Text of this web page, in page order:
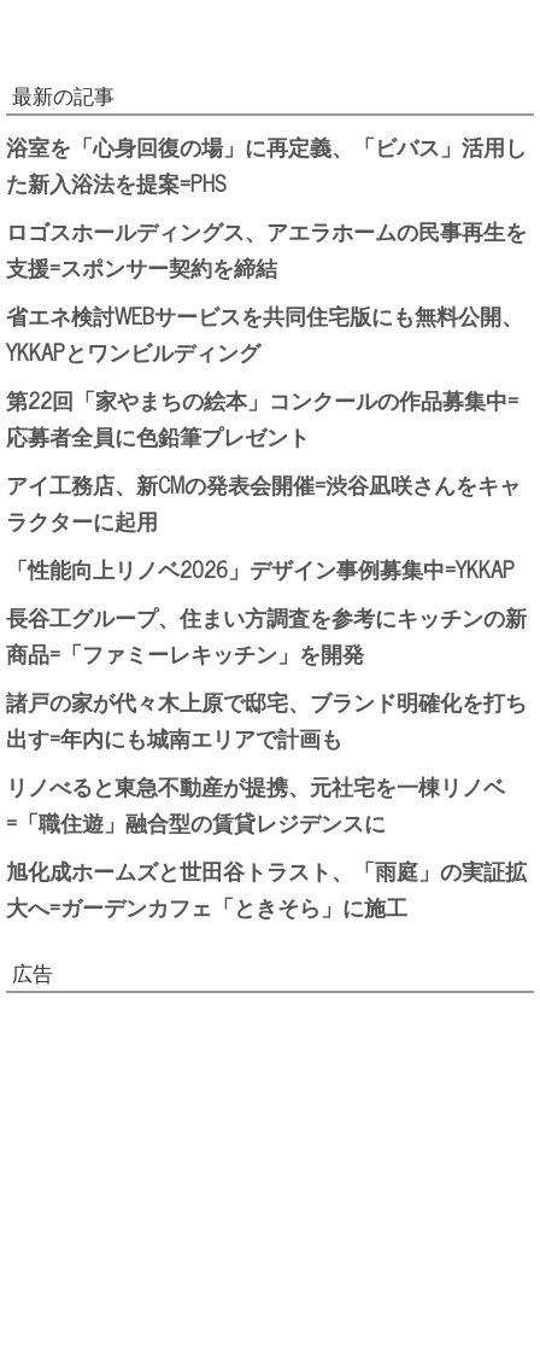
最新の記事
浴室を「心身回復の場」に再定義、「ビバス」活用し
た新入浴法を提案=PHS
ロゴスホールディングス、アエラホームの民事再生を
支援=スポンサー契約を締結
省エネ検討WEBサービスを共同住宅版にも無料公開、
YKKAPとワンビルディング
第22回「家やまちの絵本」コンクールの作品募集中=
応募者全員に色鉛筆プレゼント
アイ工務店、新CMの発表会開催=渋谷凪咲さんをキャ
ラクターに起用
「性能向上リノベ2026」デザイン事例募集中=YKKAP
長谷工グループ、住まい方調査を参考にキッチンの新
商品=「ファミーレキッチン」を開発
諸戸の家が代々木上原で邸宅、ブランド明確化を打ち
出す=年内にも城南エリアで計画も
リノべると東急不動産が提携、元社宅を一棟リノベ
=「職住遊」融合型の賃貸レジデンスに
旭化成ホームズと世田谷トラスト、「雨庭」の実証拡
大へ=ガーデンカフェ「ときそら」に施工
広告